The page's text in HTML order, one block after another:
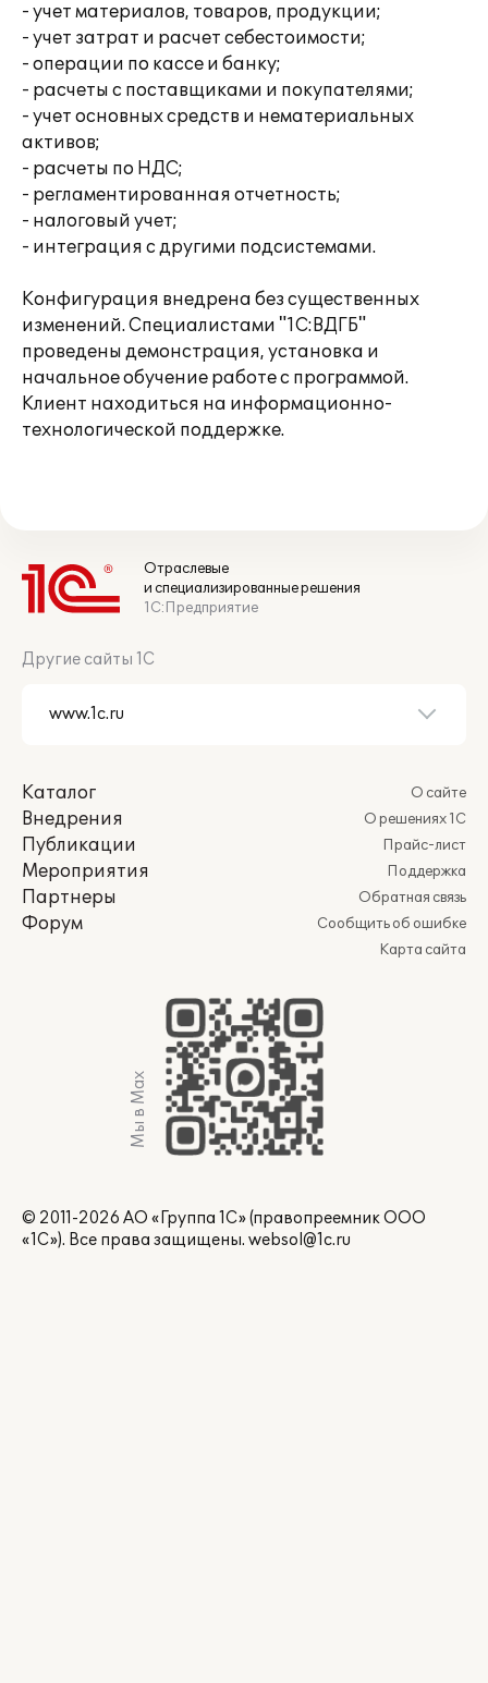
- учет материалов, товаров, продукции;
- учет затрат и расчет себестоимости;
- операции по кассе и банку;
- расчеты с поставщиками и покупателями;
- учет основных средств и нематериальных
активов;
- расчеты по НДС;
- регламентированная отчетность;
- налоговый учет;
- интеграция с другими подсистемами.
Конфигурация внедрена без существенных
изменений. Специалистами "1С:ВДГБ"
проведены демонстрация, установка и
начальное обучение работе с программой.
Клиент находиться на информационно-
технологической поддержке.
Отраслевые
и специализированные решения
1С:Предприятие
Другие сайты 1С
Каталог
Внедрения
Публикации
Мероприятия
Партнеры
Форум
О сайте
О решениях 1С
Прайс-лист
Поддержка
Обратная связь
Сообщить об ошибке
Карта сайта
Мы в Max
© 2011-2026 АО «Группа 1С» (правопреемник ООО
«1С»). Все права защищены. websol@1c.ru